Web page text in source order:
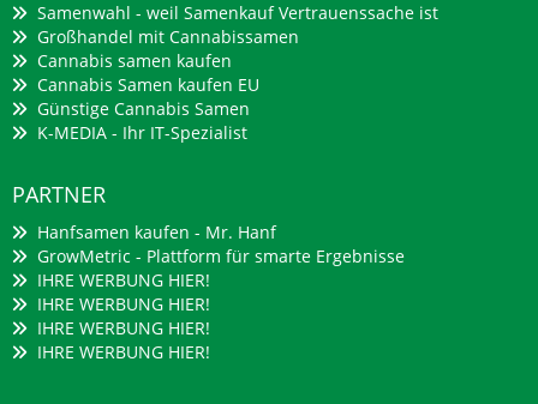
Samenwahl - weil Samenkauf Vertrauenssache ist
Großhandel mit Cannabissamen
Cannabis samen kaufen
Cannabis Samen kaufen EU
Günstige Cannabis Samen
K-MEDIA - Ihr IT-Spezialist
PARTNER
Hanfsamen kaufen - Mr. Hanf
GrowMetric - Plattform für smarte Ergebnisse
IHRE WERBUNG HIER!
IHRE WERBUNG HIER!
IHRE WERBUNG HIER!
IHRE WERBUNG HIER!